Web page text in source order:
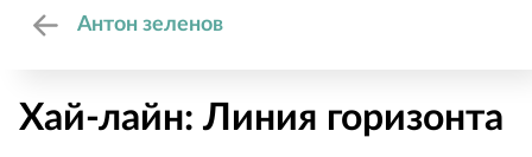
Антон зеленов
Хай-лайн: Линия горизонта